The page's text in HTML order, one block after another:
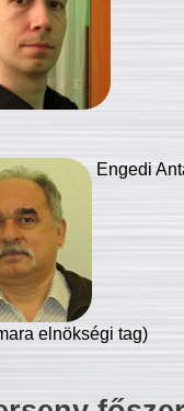
Engedi
elnökségi tag)